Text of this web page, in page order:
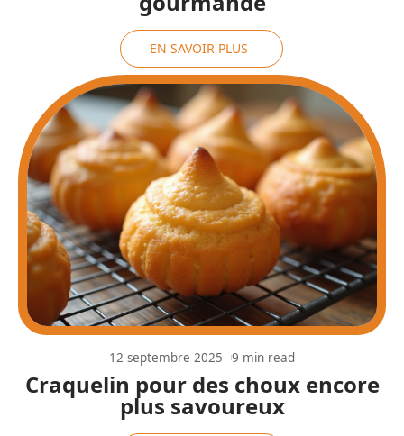
EN SAVOIR PLUS
Craquelin pour des choux encore
plus savoureux
12 septembre 2025 9 min read